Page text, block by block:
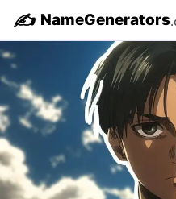
✍️ NameGenerators